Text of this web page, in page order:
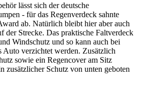
lässt sich der deutsche
- für das Regenverdeck sahnte
ab. Natürlich bleibt hier aber auch
der Strecke. Das praktische Faltverdeck
Windschutz und so kann auch bei
Auto verzichtet werden. Zusätzlich
sowie ein Regencover am Sitz
zusätzlicher Schutz von unten geboten